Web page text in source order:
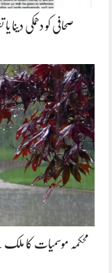
صحافی کو دھمکی دینا
محکمہ موسمیات کا